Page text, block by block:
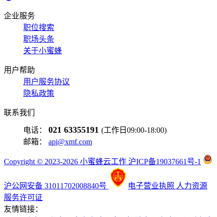
企业服务
职位搜索
职场头条
关于小蜜蜂
用户帮助
用户服务协议
隐私政策
联系我们
电话： 021 63355191 (工作日09:00-18:00)
邮箱： api@xmf.com
Copyright © 2023-2026 小蜜蜂云工作 沪ICP备19037661号-1
沪公网安备 31011702008840号 电子营业执照 人力资源
服务许可证
友情链接：